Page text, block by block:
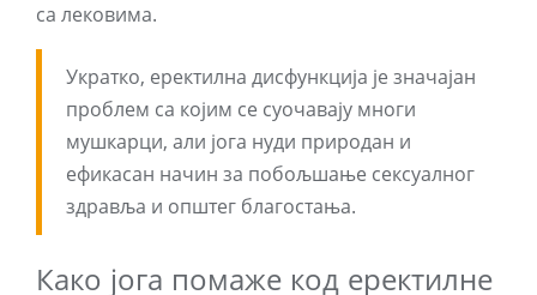
са лековима.
Укратко, еректилна дисфункција је значајан
проблем са којим се суочавају многи
мушкарци, али јога нуди природан и
ефикасан начин за побољшање сексуалног
здравља и општег благостања.
Како јога помаже код еректилне